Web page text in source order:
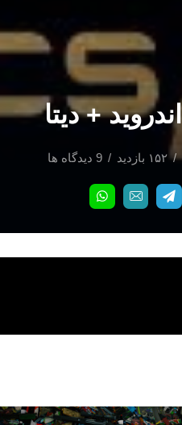
۱۵۲ بازدید 9 دیدگاه ها